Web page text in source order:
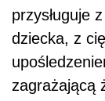
przysługuje
dziecka, z
zagrażającą